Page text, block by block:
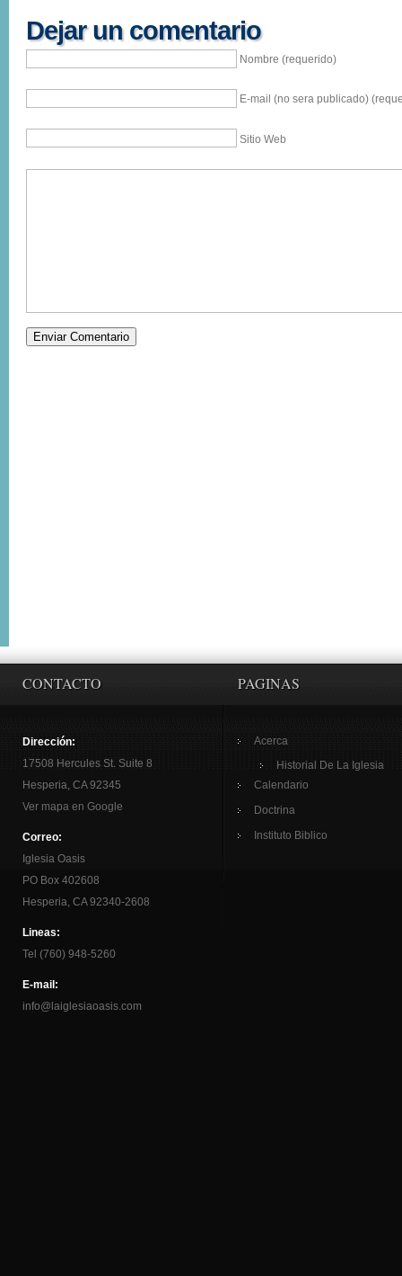
Dejar un comentario
Nombre (requerido)
E-mail (no sera publicado)
Sitio Web
CONTACTO
Dirección:
17508 Hercules St. Suite 8
Hesperia, CA 92345
Ver mapa en Google
Correo:
Iglesia Oasis
PO Box 402608
Hesperia, CA 92340-2608
Lineas:
Tel (760) 948-5260
E-mail:
info@laiglesiaoasis.com
PAGINAS
Acerca
Historial De La Iglesia
Calendario
Doctrina
Instituto Biblico